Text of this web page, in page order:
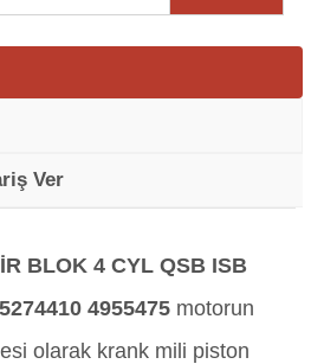
Ver
BLOK 4 CYL QSB ISB
4955475 motorun
olarak krank mili piston